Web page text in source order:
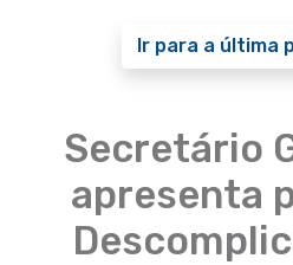
Ir para a última
Secretário
apresenta